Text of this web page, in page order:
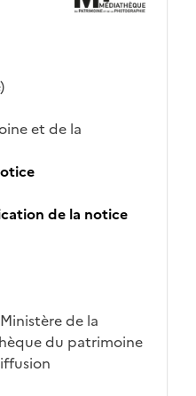
et de la
de la notice
de la
du patrimoine